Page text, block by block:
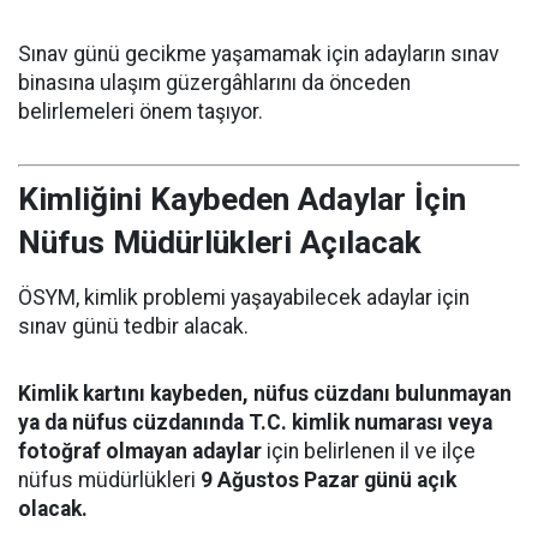
Sınav günü gecikme yaşamamak için adayların sınav
binasına ulaşım güzergâhlarını da önceden
belirlemeleri önem taşıyor.
Kimliğini Kaybeden Adaylar İçin
Nüfus Müdürlükleri Açılacak
ÖSYM, kimlik problemi yaşayabilecek adaylar için
sınav günü tedbir alacak.
Kimlik kartını kaybeden, nüfus cüzdanı bulunmayan
ya da nüfus cüzdanında T.C. kimlik numarası veya
fotoğraf olmayan adaylar için belirlenen il ve ilçe
nüfus müdürlükleri 9 Ağustos Pazar günü açık
olacak.